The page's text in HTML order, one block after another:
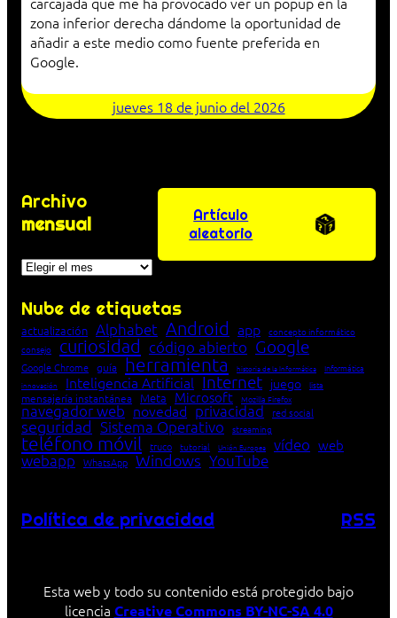
zona inferior derecha dándome la oportunidad de
añadir a este medio como fuente preferida en
Google.
jueves 18 de junio del 2026
Archivo
mensual
Archivos
Artículo
aleatorio
Nube de etiquetas
actualización Alphabet Android app concepto informático
consejo
curiosidad código abierto Google
Google Chrome guía herramienta historia de la Informática Informática
innovación Inteligencia Artificial Internet juego lista
mensajería instantánea Meta Microsoft Mozilla Firefox
navegador web novedad privacidad red social
seguridad Sistema Operativo streaming
teléfono móvil truco tutorial Unión Europea vídeo web
webapp WhatsApp Windows YouTube
Política de privacidad RSS
Esta web y todo su contenido está protegido bajo
licencia Creative Commons BY-NC-SA 4.0